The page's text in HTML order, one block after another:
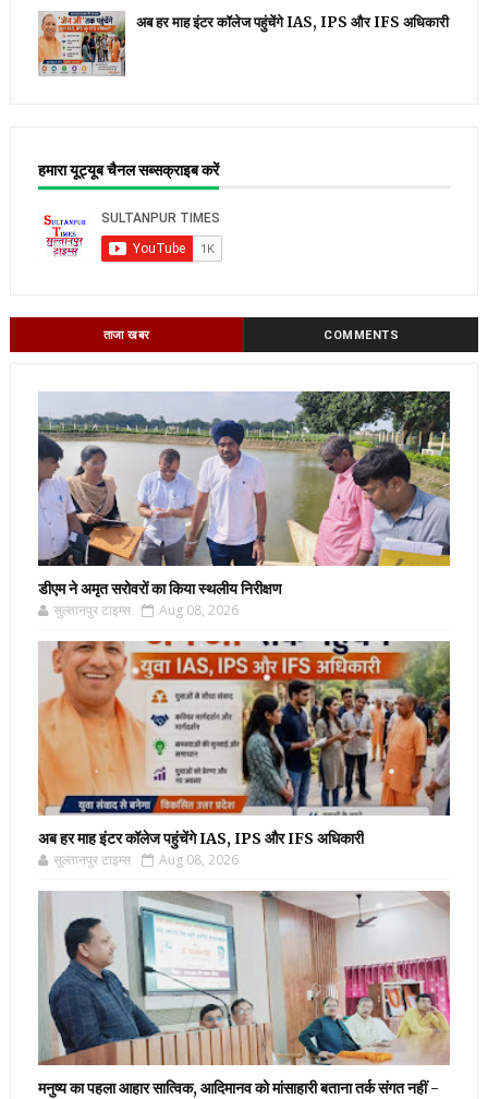
अब हर माह इंटर कॉलेज पहुंचेंगे IAS, IPS और IFS अधिकारी
हमारा यूट्यूब चैनल सब्सक्राइब करें
ताजा खबर COMMENTS
डीएम ने अमृत सरोवरों का किया स्थलीय निरीक्षण
सुल्तानपुर टाइम्स Aug 08, 2026
अब हर माह इंटर कॉलेज पहुंचेंगे IAS, IPS और IFS अधिकारी
सुल्तानपुर टाइम्स Aug 08, 2026
मनुष्य का पहला आहार सात्विक, आदिमानव को मांसाहारी बताना तर्क संगत नहीं -